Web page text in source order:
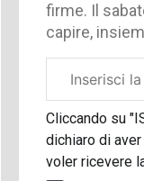
firme. Il
capire,
aziendale
Cliccando su
dichiaro di
voler ricevere